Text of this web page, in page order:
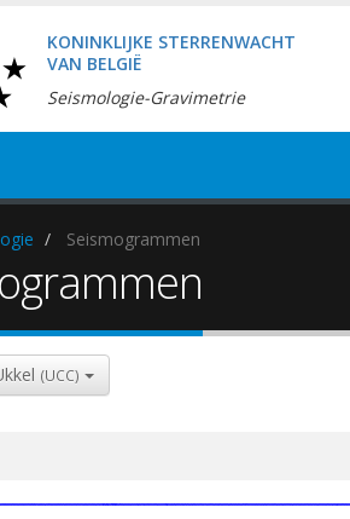
KONINKLIJKE STERRENWACHT
VAN BELGIË
Seismologie-Gravimetrie
Seismogrammen
(UCC)